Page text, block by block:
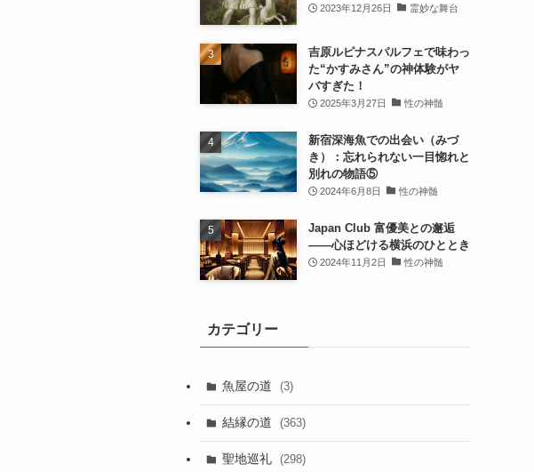
2023年12月26日 霊妙な舞台
吉原ルピナスパルフェで味わっ
た“かすみさん”の神体験がヤ
バすぎた！
2025年3月27日 性の神髄
新宿深海魚での出会い（みづ
き）：忘れられない一目惚れと
別れの物語⑤
2024年6月8日 性の神髄
Japan Club 富優美との邂逅
――心ほどける横浜のひととき
2024年11月2日 性の神髄
カテゴリー
魚屋の道 (3)
結縁の道 (363)
聖地巡礼 (298)